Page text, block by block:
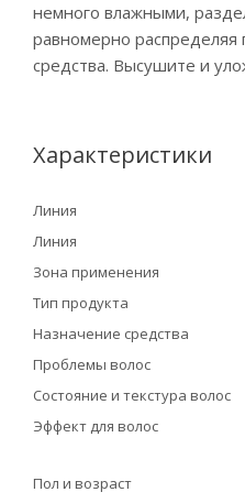
немного влажными,
равномерно распределяя
средства. Высушите и
Характеристики
Линия
Линия
Зона применения
Тип продукта
Назначение средства
Проблемы волос
Состояние и текстура волос
Эффект для волос
Пол и возраст